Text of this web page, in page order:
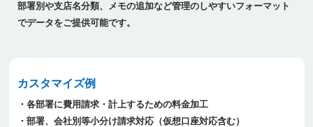
部署別や支店名分類、メモの追加など管理のしやすいフォーマット
でデータをご提供可能です。
カスタマイズ例
・各部署に費用請求・計上するための料金加工
・部署、会社別等小分け請求対応（仮想口座対応含む）